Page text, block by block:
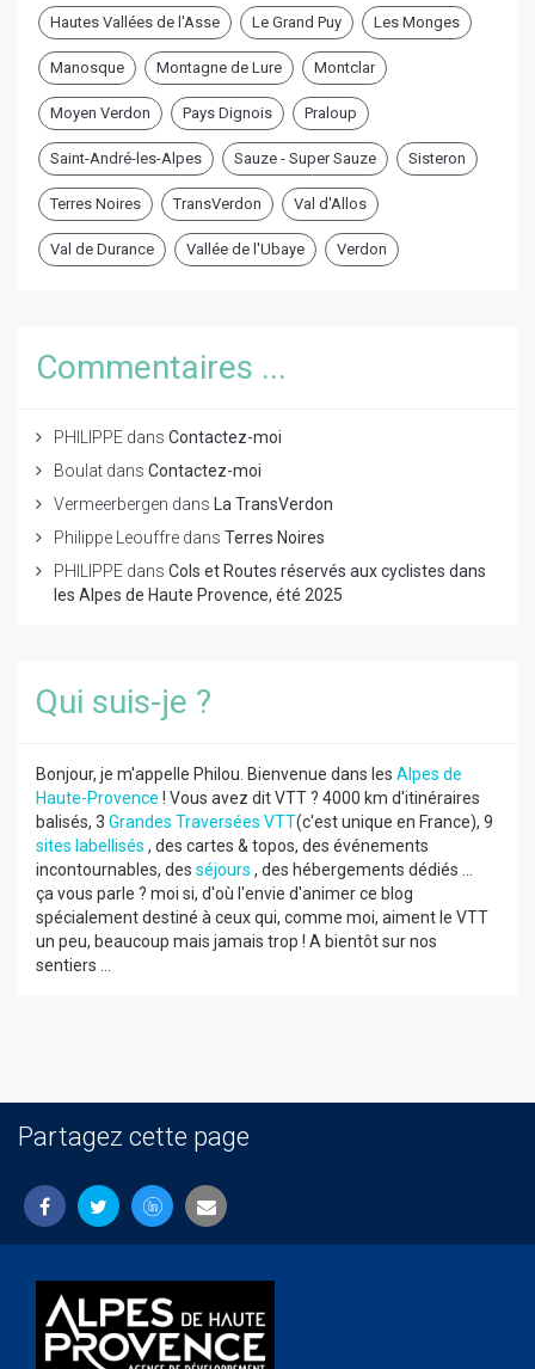
Hautes Vallées de l'Asse Le Grand Puy Les Monges
Manosque Montagne de Lure Montclar
Moyen Verdon Pays Dignois Praloup
Saint-André-les-Alpes Sauze - Super Sauze Sisteron
Terres Noires TransVerdon Val d'Allos
Val de Durance Vallée de l'Ubaye Verdon
Commentaires ...
PHILIPPE dans Contactez-moi
Boulat dans Contactez-moi
Vermeerbergen dans
La TransVerdon
Philippe Leouffre dans Terres Noires
PHILIPPE dans Cols et Routes réservés aux cyclistes dans
les Alpes de Haute Provence, été 2025
Qui suis-je ?
Bonjour, je m'appelle Philou. Bienvenue dans les Alpes de
Haute-Provence ! Vous avez dit VTT ? 4000 km d'itinéraires
balisés, 3 Grandes Traversées VTT(c'est unique en France), 9
sites labellisés , des cartes & topos, des événements
incontournables, des séjours , des hébergements dédiés ...
ça vous parle ? moi si, d'où l'envie d'animer ce blog
spécialement destiné à ceux qui, comme moi, aiment le VTT
un peu, beaucoup mais jamais trop ! A bientôt sur nos
sentiers ...
Partagez cette page